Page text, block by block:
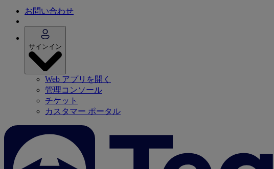
お問い合わせ
サインイン
Web アプリを開く
管理コンソール
チケット
カスタマー ポータル